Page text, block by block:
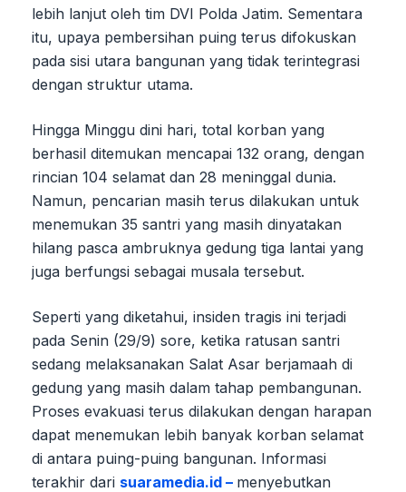
lebih lanjut oleh tim DVI Polda Jatim. Sementara
itu, upaya pembersihan puing terus difokuskan
pada sisi utara bangunan yang tidak terintegrasi
dengan struktur utama.
Hingga Minggu dini hari, total korban yang
berhasil ditemukan mencapai 132 orang, dengan
rincian 104 selamat dan 28 meninggal dunia.
Namun, pencarian masih terus dilakukan untuk
menemukan 35 santri yang masih dinyatakan
hilang pasca ambruknya gedung tiga lantai yang
juga berfungsi sebagai musala tersebut.
Seperti yang diketahui, insiden tragis ini terjadi
pada Senin (29/9) sore, ketika ratusan santri
sedang melaksanakan Salat Asar berjamaah di
gedung yang masih dalam tahap pembangunan.
Proses evakuasi terus dilakukan dengan harapan
dapat menemukan lebih banyak korban selamat
di antara puing-puing bangunan. Informasi
terakhir dari suaramedia.id – menyebutkan